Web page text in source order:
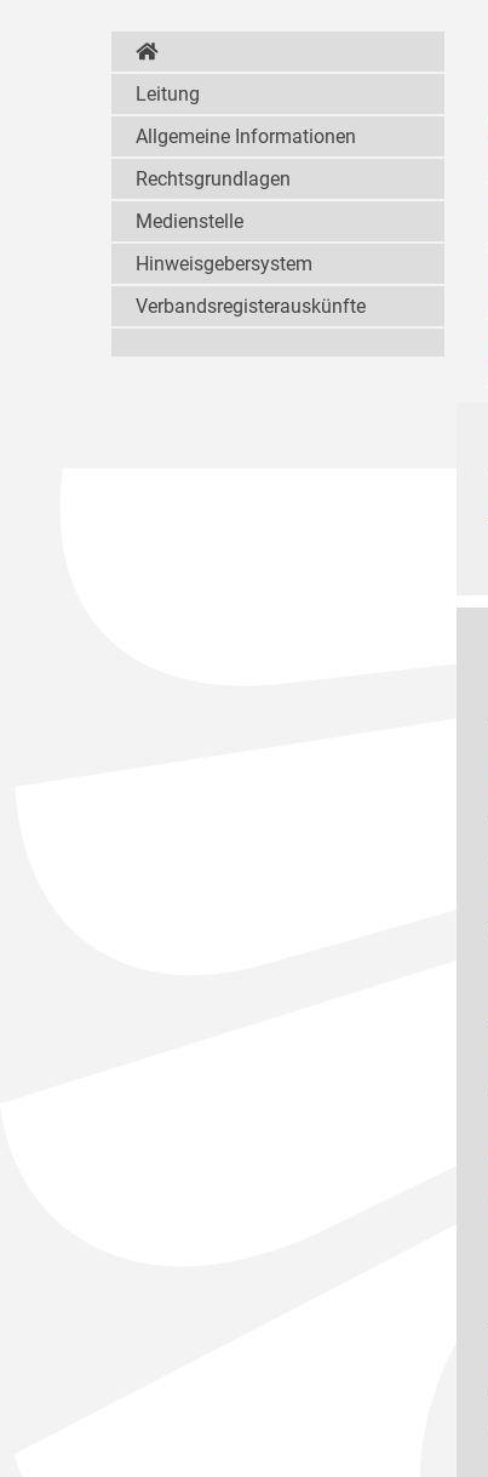
Leitung
Allgemeine Informationen
Rechtsgrundlagen
Medienstelle
Hinweisgebersystem
Verbandsregisterauskünfte